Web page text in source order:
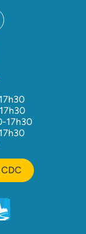
17h30
onglet)onglet)
un nouvel onglet)
dans un nouvel
dans un